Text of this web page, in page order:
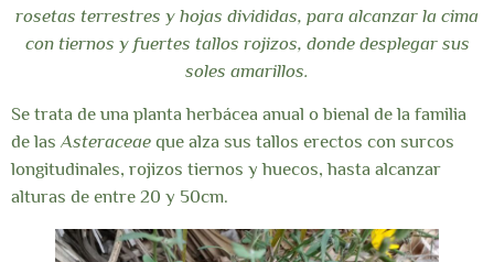
rosetas terrestres y hojas divididas, para alcanzar la cima
con tiernos y fuertes tallos rojizos, donde desplegar sus
soles amarillos.
Se trata de una planta herbácea anual o bienal de la familia
de las Asteraceae que alza sus tallos erectos con surcos
longitudinales, rojizos tiernos y huecos, hasta alcanzar
alturas de entre 20 y 50cm.